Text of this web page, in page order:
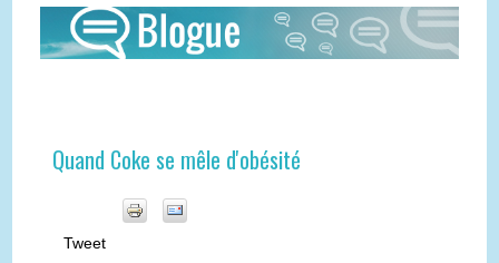
Quand Coke se mêle d'obésité
Tweet